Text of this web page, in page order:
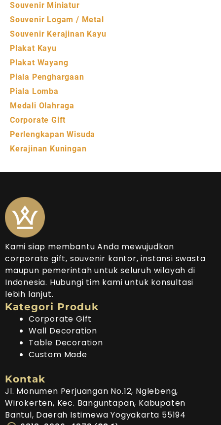
Souvenir Miniatur
Souvenir Logam / Metal
Souvenir Kerajinan Kayu
Plakat Kayu
Plakat Wayang
Piala Penghargaan
Piala Lomba
Medali Olahraga
Corporate Gift
Perlengkapan Wisuda
Kerajinan Kuningan
Kami siap membantu Anda mewujudkan
corporate gift, souvenir kantor, instansi swasta
maupun pemerintah untuk seluruh wilayah di
Indonesia. Hubungi tim kami untuk konsultasi
lebih lanjut.
Kategori Produk
Corporate Gift
Wall Decoration
Table Decoration
Custom Made
Kontak
Jl. Monumen Perjuangan No.12, Nglebeng,
Wirokerten, Kec. Banguntapan, Kabupaten
Bantul, Daerah Istimewa Yogyakarta 55194